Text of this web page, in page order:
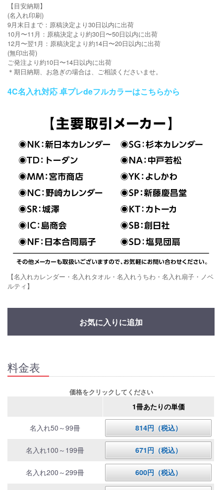
【目安納期】
(名入れ印刷)
9月末日まで：原稿決定より30日以内に出荷
10月〜11月：原稿決定より約30日〜50日以内に出荷
12月〜翌1月：原稿決定より約14日〜20日以内に出荷
(無印出荷)
ご発注より約10日〜14日以内に出荷
＊期日納期、お急ぎの場合は、ご相談くださいませ。
4C名入れ対応 卓プレdeフルカラーはこちらから
【名入れカレンダー・名入れタオル・名入れうちわ・名入れ扇子・ノベ
ルティ】
お気に入りに追加
料金表
価格をクリックしてください
1冊あたりの単価
名入れ50～99冊 814円（税込）
名入れ100～199冊 671円（税込）
名入れ200～299冊 600円（税込）